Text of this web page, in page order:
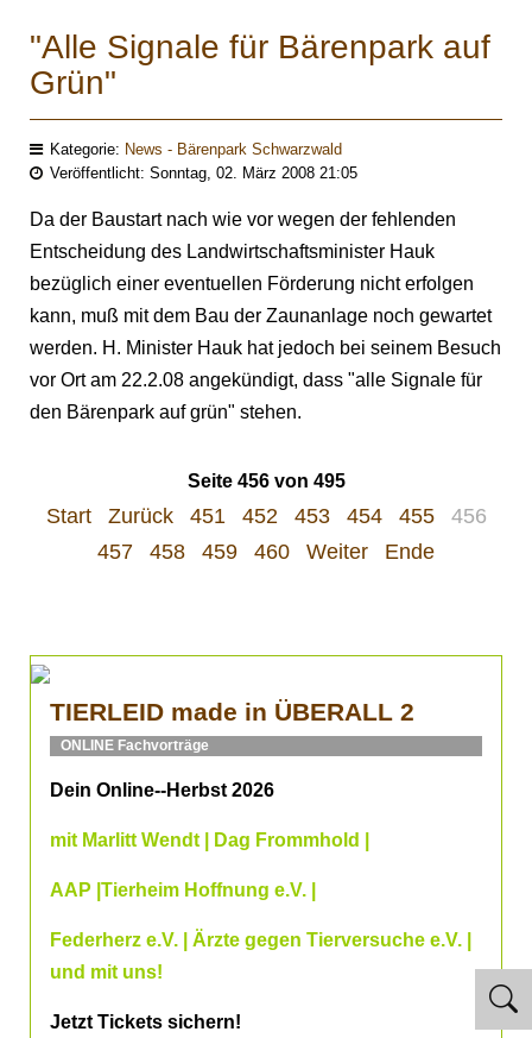
"Alle Signale für Bärenpark auf
Grün"
Kategorie: News - Bärenpark Schwarzwald
Veröffentlicht: Sonntag, 02. März 2008 21:05
Da der Baustart nach wie vor wegen der fehlenden
Entscheidung des Landwirtschaftsminister Hauk
bezüglich einer eventuellen Förderung nicht erfolgen
kann, muß mit dem Bau der Zaunanlage noch gewartet
werden. H. Minister Hauk hat jedoch bei seinem Besuch
vor Ort am 22.2.08 angekündigt, dass "alle Signale für
den Bärenpark auf grün" stehen.
Seite 456 von 495
Start Zurück 451 452 453 454 455
456
457
458 459 460 Weiter Ende
TIERLEID made in ÜBERALL 2
ONLINE Fachvorträge
Dein Online--Herbst 2026
mit Marlitt Wendt | Dag Frommhold |
AAP |Tierheim Hoffnung e.V. |
Federherz e.V. | Ärzte gegen Tierversuche e.V. |
und mit uns!
Jetzt Tickets sichern!